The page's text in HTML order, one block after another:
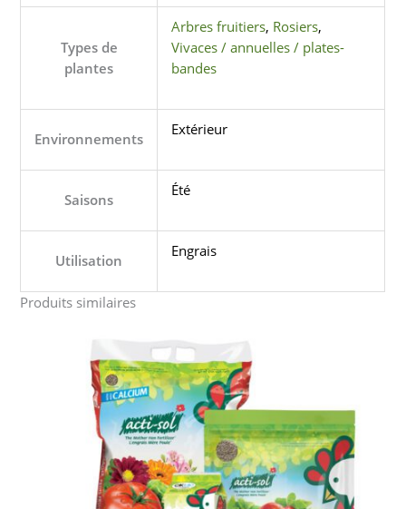
Types de
plantes
Arbres fruitiers, Rosiers,
Vivaces / annuelles / plates-
bandes
Environnements
Extérieur
Saisons
Été
Utilisation
Engrais
Produits similaires